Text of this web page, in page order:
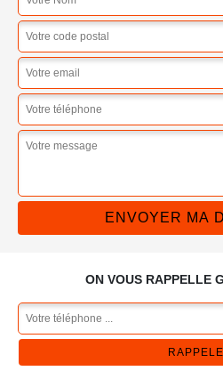
ON VOUS RAPPELLE